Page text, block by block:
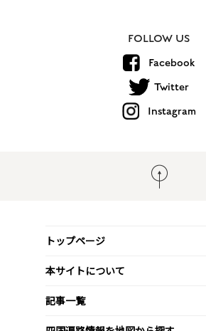
FOLLOW US
Facebook
Twitter
Instagram
トップページ
本サイトについて
記事一覧